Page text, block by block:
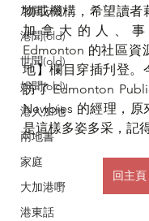
加聞(old)
港聞(old)
世聞(old)
娛聞(old)
港人加地
兩地書
家庭
大加港嘢
港東話
物或機構，希望讀者
加拿大的人、
Edmonton 的社區資
地】欄目穿插刋登。
訪了Edmonton
Newbies 的經理，原
是這樣多姿多采，記
回主頁